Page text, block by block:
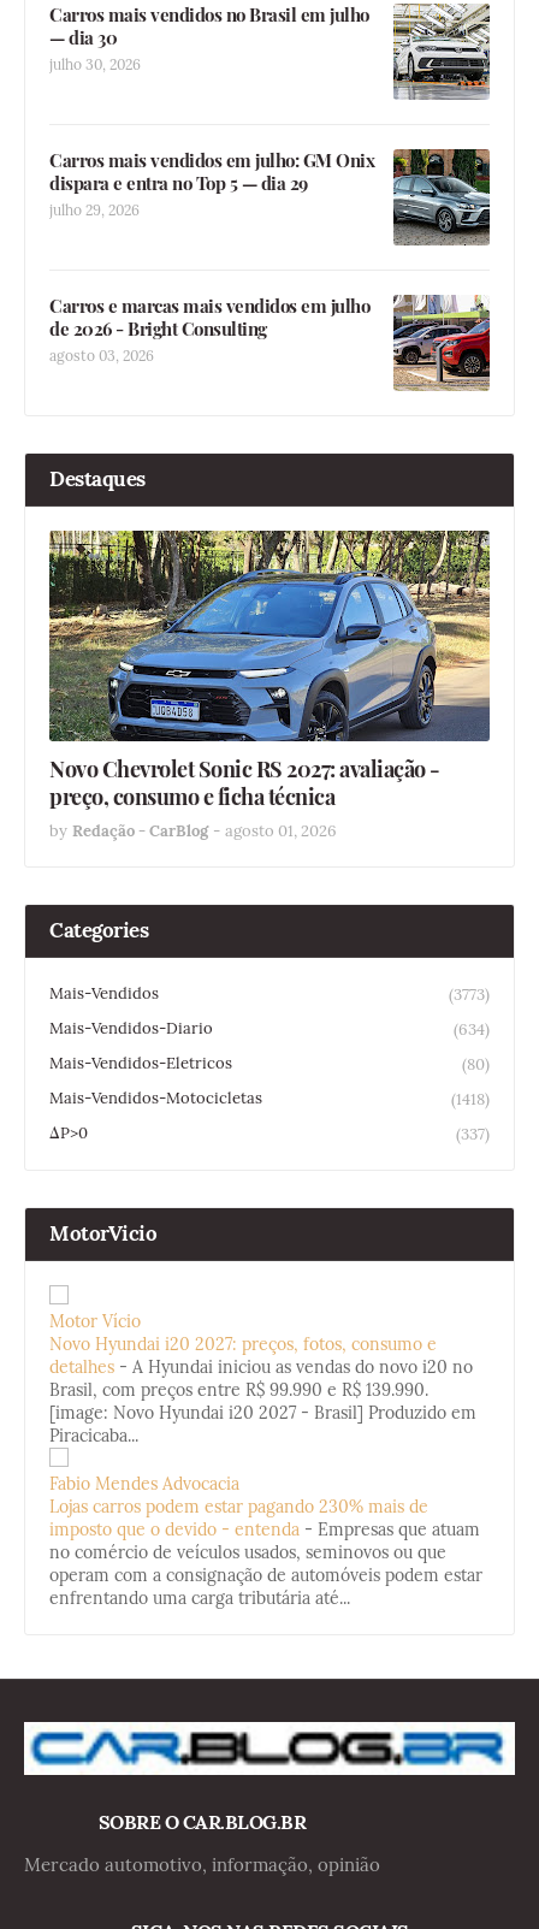
Carros mais vendidos no Brasil em julho
— dia 30
julho 30, 2026
Carros mais vendidos em julho: GM Onix
dispara e entra no Top 5 — dia 29
julho 29, 2026
Carros e marcas mais vendidos em julho
de 2026 - Bright Consulting
agosto 03, 2026
Destaques
Novo Chevrolet Sonic RS 2027: avaliação -
preço, consumo e ficha técnica
by Redação - CarBlog - agosto 01, 2026
Categories
Mais-Vendidos
(3773)
Mais-Vendidos-Diario
(634)
Mais-Vendidos-Eletricos
(80)
Mais-Vendidos-Motocicletas
(1418)
ΔP>0
(337)
MotorVicio
Motor Vício
Novo Hyundai i20 2027: preços, fotos, consumo e
detalhes - A Hyundai iniciou as vendas do novo i20 no
Brasil, com preços entre R$ 99.990 e R$ 139.990.
[image: Novo Hyundai i20 2027 - Brasil] Produzido em
Piracicaba...
Fabio Mendes Advocacia
Lojas carros podem estar pagando 230% mais de
imposto que o devido - entenda - Empresas que atuam
no comércio de veículos usados, seminovos ou que
operam com a consignação de automóveis podem estar
enfrentando uma carga tributária até...
SOBRE O CAR.BLOG.BR
Mercado automotivo, informação, opinião